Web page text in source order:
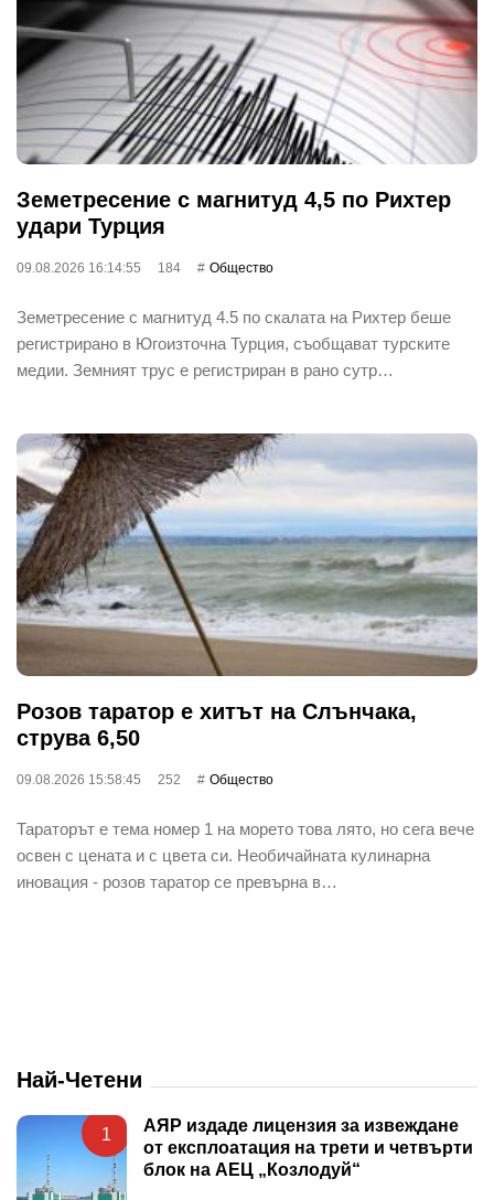
Земетресение с магнитуд 4,5 по Рихтер
удари Турция
09.08.2026 16:14:55 184 Общество
Земетресение с магнитуд 4.5 по скалата на Рихтер беше
регистрирано в Югоизточна Турция, съобщават турските
медии. Земният трус е регистриран в рано сутр…
Розов таратор е хитът на Слънчака,
струва 6,50
09.08.2026 15:58:45 252 Общество
Тараторът е тема номер 1 на морето това лято, но сега вече
освен с цената и с цвета си. Необичайната кулинарна
иновация - розов таратор се превърна в…
Най-Четени
1
АЯР издаде лицензия за извеждане
от експлоатация на трети и четвърти
блок на АЕЦ „Козлодуй“